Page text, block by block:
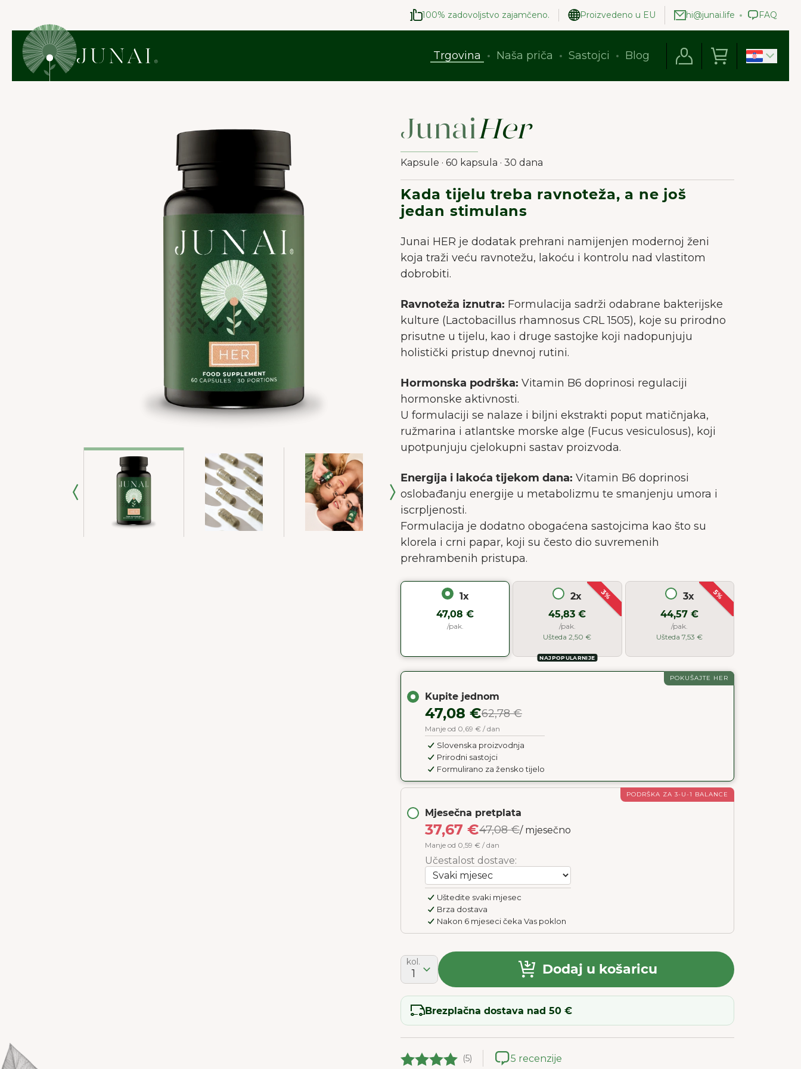
100% zadovoljstvo zajamčeno. Proizvedeno u EU hi@junai.life FAQ
Trgovina Naša priča Sastojci Blog
JunaiHer
Kapsule · 60 kapsula · 30 dana
Kada tijelu treba ravnoteža, a ne još
jedan stimulans
Junai HER je dodatak prehrani namijenjen modernoj ženi
koja traži veću ravnotežu, lakoću i kontrolu nad vlastitom
dobrobiti.
Ravnoteža iznutra: Formulacija sadrži odabrane bakterijske
kulture (Lactobacillus rhamnosus CRL 1505), koje su prirodno
prisutne u tijelu, kao i druge sastojke koji nadopunjuju
holistički pristup dnevnoj rutini.
Hormonska podrška: Vitamin B6 doprinosi regulaciji
hormonske aktivnosti.
U formulaciji se nalaze i biljni ekstrakti poput matičnjaka,
ružmarina i atlantske morske alge (Fucus vesiculosus), koji
upotpunjuju cjelokupni sastav proizvoda.
Energija i lakoća tijekom dana: Vitamin B6 doprinosi
oslobađanju energije u metabolizmu te smanjenju umora i
iscrpljenosti.
Formulacija je dodatno obogaćena sastojcima kao što su
klorela i crni papar, koji su često dio suvremenih
prehrambenih pristupa.
1x
47,08 €
/pak.
3%
2x
45,83 €
/pak.
Ušteda 2,50 €
NAJPOPULARNIJE
5%
3x
44,57 €
/pak.
Ušteda 7,53 €
PODRŠKA ZA 3-U-1 BALANCE
Mjesečna pretplata
37,67 €47,08 €/ mjesečno
Manje od 0,59 € / dan
Učestalost dostave:
Uštedite svaki mjesec
Brza dostava
Nakon 6 mjeseci čeka Vas poklon
POKUŠAJTE HER
Kupite jednom
47,08 €62,78 €
Manje od 0,69 € / dan
Slovenska proizvodnja
Prirodni sastojci
Formulirano za žensko tijelo
kol.
1 Dodaj u košaricu
Brezplačna dostava nad 50 €
(5) 5 recenzije